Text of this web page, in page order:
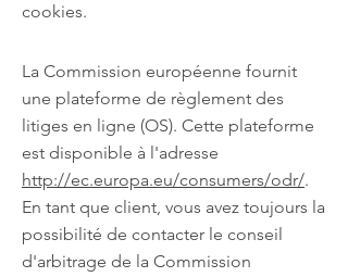
cookies.
La Commission européenne fournit
une plateforme de règlement des
litiges en ligne (OS). Cette plateforme
est disponible à l'adresse
http://ec.europa.eu/consumers/odr/.
En tant que client, vous avez toujours la
possibilité de contacter le conseil
d'arbitrage de la Commission